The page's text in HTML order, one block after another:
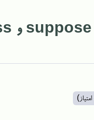
امتیاز)